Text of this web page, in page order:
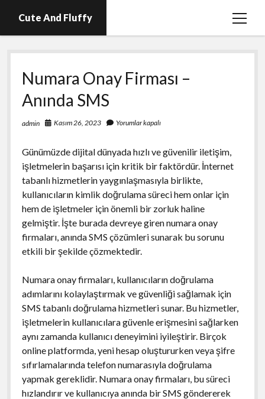
Cute And Fluffy
menüyü
En İyi Telegram Abone Hilesi Ücretsiz
Igtv Beğeni Atma Hilesi Bedava
Igtv Izlenme Arttırma Hilesi Parasız
Instagram Bot Hesap Ne Demek?
Sayfa Listesi
Numara Onay Firması –
Anında SMS
admin Kasım 26, 2023 Yorumlar kapalı
Günümüzde dijital dünyada hızlı ve güvenilir iletişim,
işletmelerin başarısı için kritik bir faktördür. İnternet
tabanlı hizmetlerin yaygınlaşmasıyla birlikte,
kullanıcıların kimlik doğrulama süreci hem onlar için
hem de işletmeler için önemli bir zorluk haline
gelmiştir. İşte burada devreye giren numara onay
firmaları, anında SMS çözümleri sunarak bu sorunu
etkili bir şekilde çözmektedir.
Numara onay firmaları, kullanıcıların doğrulama
adımlarını kolaylaştırmak ve güvenliği sağlamak için
SMS tabanlı doğrulama hizmetleri sunar. Bu hizmetler,
işletmelerin kullanıcılara güvenle erişmesini sağlarken
aynı zamanda kullanıcı deneyimini iyileştirir. Birçok
online platformda, yeni hesap oluştururken veya şifre
sıfırlamalarında telefon numarasıyla doğrulama
yapmak gereklidir. Numara onay firmaları, bu süreci
hızlandırır ve kullanıcıya anında bir SMS göndererek